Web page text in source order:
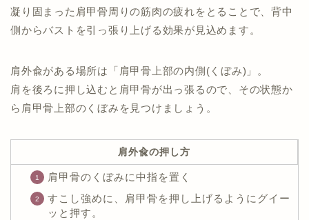
凝り固まった肩甲骨周りの筋肉の疲れをとることで、背中
側からバストを引っ張り上げる効果が見込めます。
肩外兪がある場所は「肩甲骨上部の内側(くぼみ)」。
肩を後ろに押し込むと肩甲骨が出っ張るので、その状態か
ら肩甲骨上部のくぼみを見つけましょう。
肩外兪の押し方
肩甲骨のくぼみに中指を置く
すこし強めに、肩甲骨を押し上げるようにグイー
ッと押す。